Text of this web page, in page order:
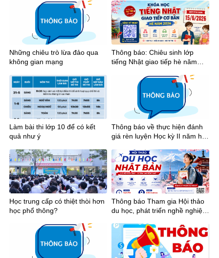
phố Hồ Chí Minh năm 2026
Những chiêu trò lừa đảo qua
không gian mạng
Thông báo: Chiêu sinh lớp
tiếng Nhật giao tiếp hè năm
Làm bài thi lớp 10 để có kết
quả như ý
Thông báo về thực hiện đánh
giá rèn luyện Học kỳ II năm học
Học trung cấp có thiệt thòi hơn
học phổ thông?
Thông báo Tham gia Hội thảo
du học, phát triển nghề nghiệp